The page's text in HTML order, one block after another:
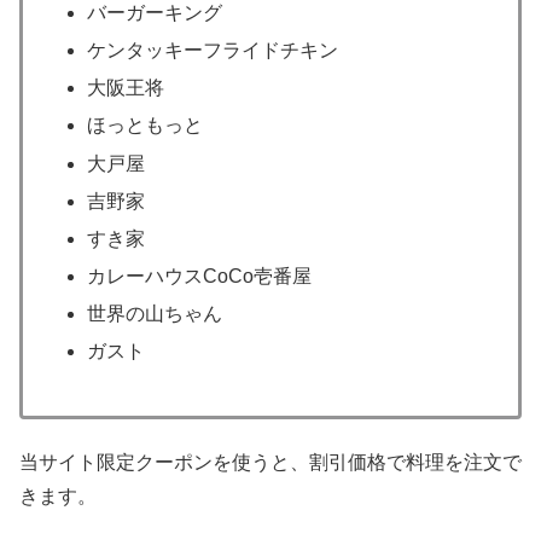
バーガーキング
ケンタッキーフライドチキン
大阪王将
ほっともっと
大戸屋
吉野家
すき家
カレーハウスCoCo壱番屋
世界の山ちゃん
ガスト
当サイト限定クーポンを使うと、割引価格で料理を注文で
きます。